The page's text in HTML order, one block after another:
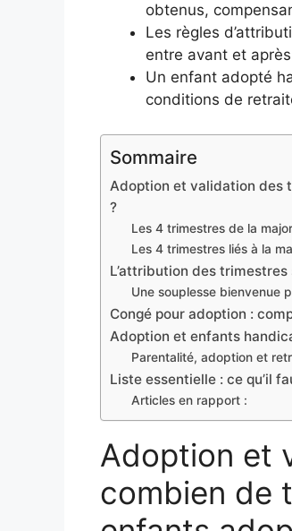
obtenus,
Les règles
entre avant et
Un enfant adopté
conditions de
Sommaire
Adoption et validation des
?
Les 4 trimestres de la
Les 4 trimestres liés à la
L’attribution des
Une souplesse bienvenue
Congé pour adoption :
Adoption et enfants
Parentalité, adoption et
Liste essentielle : ce qu’il
Articles en rapport :
Adoption et
combien de